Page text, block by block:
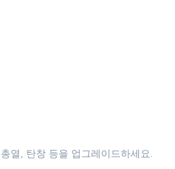
열, 탄창 등을 업그레이드하세요.